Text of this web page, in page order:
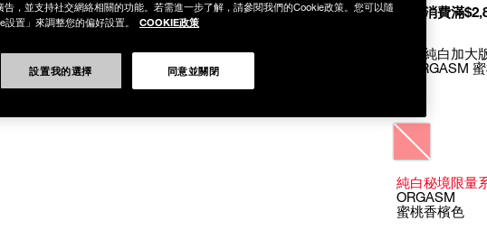
全館消費滿
限量純白加
典ORGASM
Variations
純白秘境限量
ORGASM
蜜桃香檳色
，並支持社交網絡相關的功能。若需進一步了解，請參閱我們的Cookie政策。您可以隨
置」來調整您的偏好設置。
COOKIE政策
設置我的選擇 同意並關閉